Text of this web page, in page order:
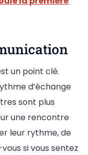
un point clé.
d’échange
sont plus
une rencontre
leur rythme, de
si vous sentez